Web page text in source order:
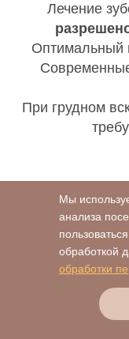
Лечение
При грудном
Лечение
Мы
анализа
обработкой
обработки